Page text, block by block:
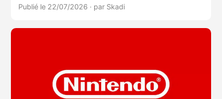
Publié le 22/07/2026 · par Skadi